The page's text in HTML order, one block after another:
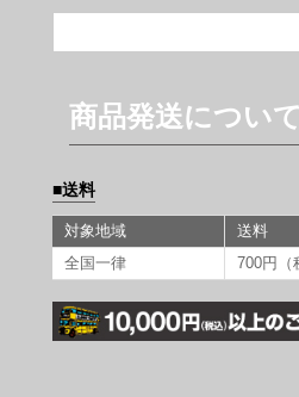
商品発送について
送料
対象地域
送料
全国一律
700円（